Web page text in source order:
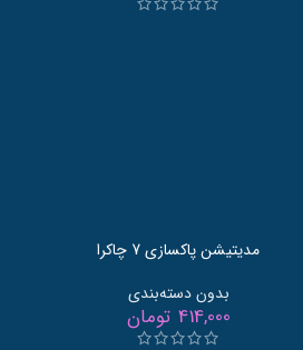
مدیتیشن پاکسازی 7 چاکرا
بدون دسته‌بندی
414,000 تومان